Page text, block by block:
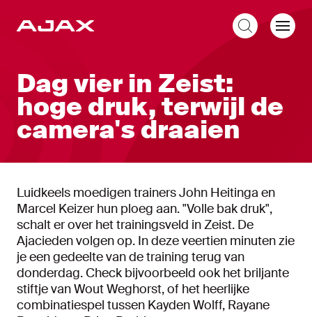
Dag vier in Zeist:
hoge druk, terwijl de
camera's draaien
Luidkeels moedigen trainers John Heitinga en
Marcel Keizer hun ploeg aan. "Volle bak druk",
schalt er over het trainingsveld in Zeist. De
Ajacieden volgen op. In deze veertien minuten zie
je een gedeelte van de training terug van
donderdag. Check bijvoorbeeld ook het briljante
stiftje van Wout Weghorst, of het heerlijke
combinatiespel tussen Kayden Wolff, Rayane